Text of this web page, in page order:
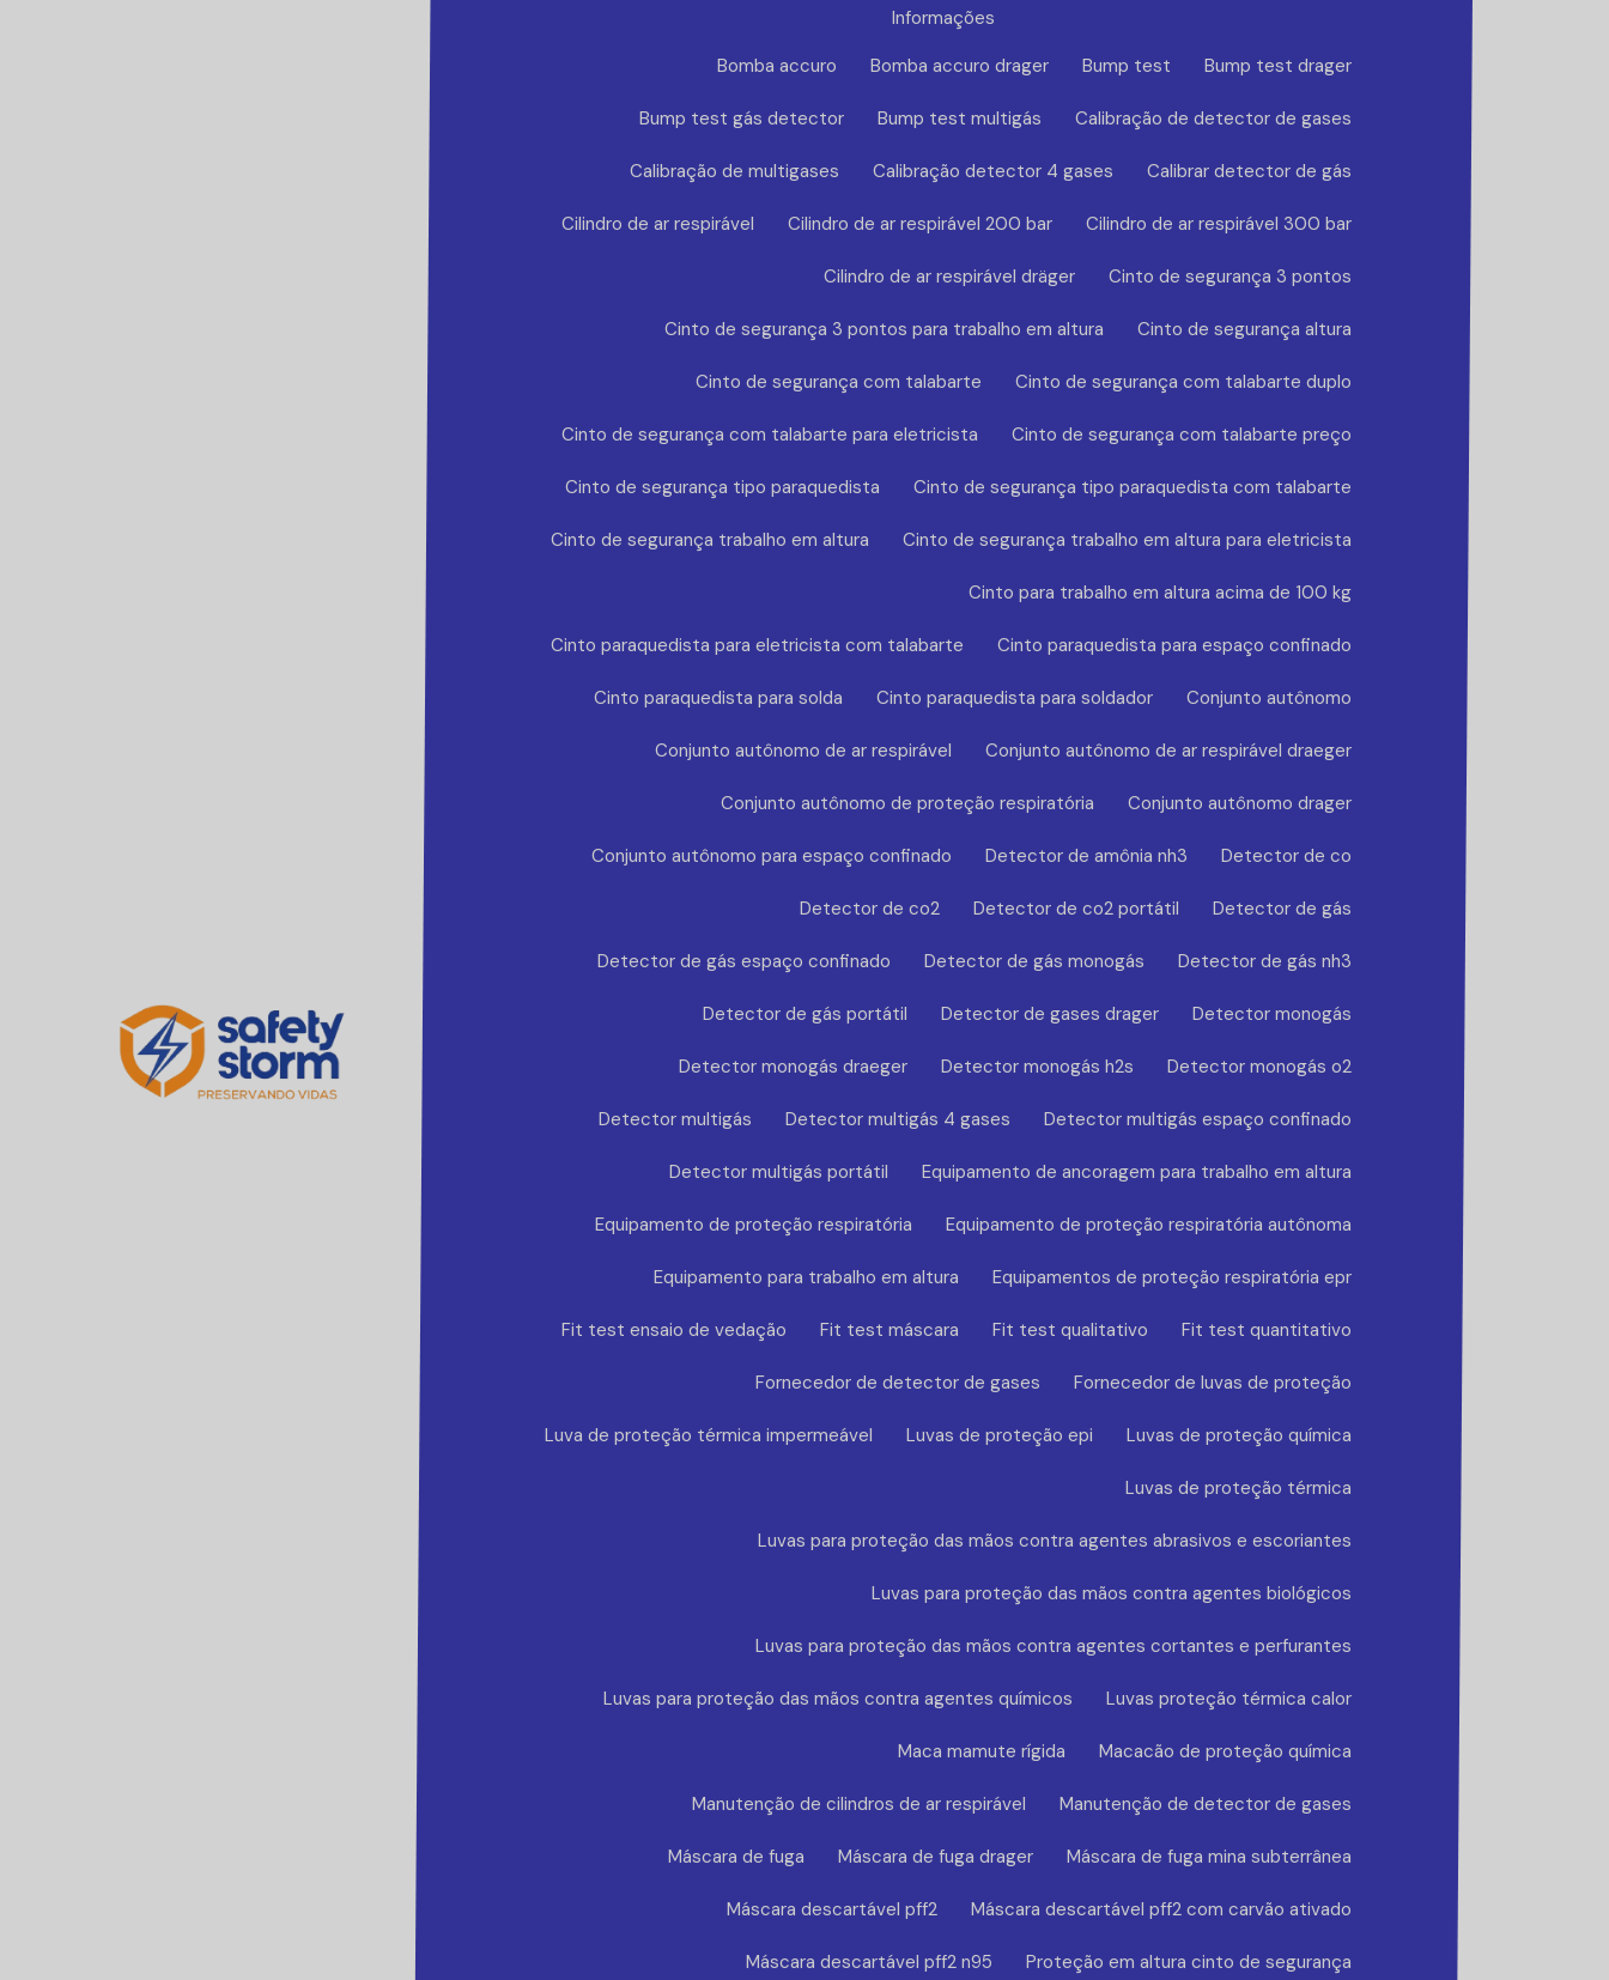
Informações
Bomba accuro
Bomba accuro drager Bump test Bump test drager
Bump test gás detector Bump test multigás Calibração de detector de gases
Calibração de multigases Calibração detector 4 gases Calibrar detector de gás
Cilindro de ar respirável Cilindro de ar respirável 200 bar Cilindro de ar respirável 300 bar
Cilindro de ar respirável dräger Cinto de segurança 3 pontos
Cinto de segurança 3 pontos para trabalho em altura Cinto de segurança altura
Cinto de segurança com talabarte Cinto de segurança com talabarte duplo
Cinto de segurança com talabarte para eletricista Cinto de segurança com talabarte preço
Cinto de segurança tipo paraquedista Cinto de segurança tipo paraquedista com talabarte
Cinto de segurança trabalho em altura Cinto de segurança trabalho em altura para eletricista
Cinto para trabalho em altura acima de 100 kg
Cinto paraquedista para eletricista com talabarte Cinto paraquedista para espaço confinado
Cinto paraquedista para solda Cinto paraquedista para soldador Conjunto autônomo
Conjunto autônomo de ar respirável Conjunto autônomo de ar respirável draeger
Conjunto autônomo de proteção respiratória Conjunto autônomo drager
Conjunto autônomo para espaço confinado Detector de amônia nh3 Detector de co
Detector de co2 Detector de co2 portátil Detector de gás
Detector de gás espaço confinado Detector de gás monogás Detector de gás nh3
Detector de gás portátil Detector de gases drager Detector monogás
Detector monogás draeger Detector monogás h2s Detector monogás o2
Detector multigás Detector multigás 4 gases Detector multigás espaço confinado
Detector multigás portátil Equipamento de ancoragem para trabalho em altura
Equipamento de proteção respiratória Equipamento de proteção respiratória autônoma
Equipamento para trabalho em altura Equipamentos de proteção respiratória epr
Fit test ensaio de vedação Fit test máscara Fit test qualitativo Fit test quantitativo
Fornecedor de detector de gases Fornecedor de luvas de proteção
Luva de proteção térmica impermeável Luvas de proteção epi Luvas de proteção química
Luvas de proteção térmica
Luvas para proteção das mãos contra agentes abrasivos e escoriantes
Luvas para proteção das mãos contra agentes biológicos
Luvas para proteção das mãos contra agentes cortantes e perfurantes
Luvas para proteção das mãos contra agentes químicos Luvas proteção térmica calor
Maca mamute rígida Macacão de proteção química
Manutenção de cilindros de ar respirável Manutenção de detector de gases
Máscara de fuga Máscara de fuga drager Máscara de fuga mina subterrânea
Máscara descartável pff2 Máscara descartável pff2 com carvão ativado
Máscara descartável pff2 n95 Proteção em altura cinto de segurança